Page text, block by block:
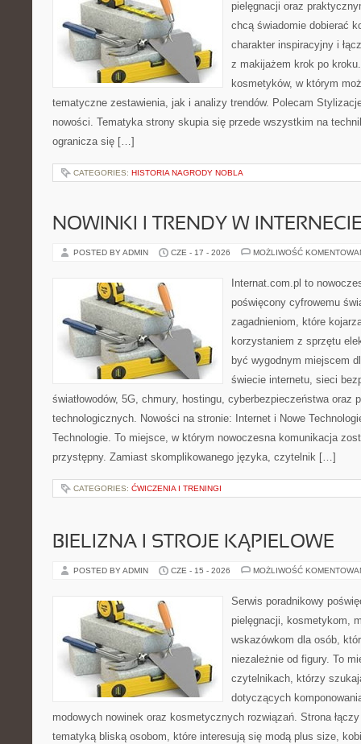
pielęgnacji oraz
chcą świadomie dobierać
charakter inspiracyjny i
z makijażem krok po
kosmetyków, w którym
tematyczne zestawienia, jak i analizy trendów. Polecam
nowości. Tematyka strony skupia się przede wszystkim na
ogranicza się […]
CATEGORIES: HISTORIA NAGRODY NOBLA
NOWINKI I TRENDY W
POSTED BY ADMIN CZE - 17 - 2026 MOŻLIWOŚĆ
Internat.com.pl to
poświęcony cyfrowemu
zagadnieniom, które
korzystaniem z sprzętu
być wygodnym miejscem
świecie internetu, sieci
światłowodów, 5G, chmury, hostingu, cyberbezpieczeństwa oraz
technologicznych. Nowości na stronie: Internet i Nowe
Technologie. To miejsce, w którym nowoczesna komunikacja
przystępny. Zamiast skomplikowanego języka, czytelnik […]
CATEGORIES: ĆWICZENIA I TRENINGI
BIELIZNA I STROJE KĄPIELOWE
POSTED BY ADMIN CZE - 15 - 2026 MOŻLIWOŚĆ
Serwis poradnikowy
pielęgnacji, kosmetykom,
wskazówkom dla osób,
niezależnie od figury. To
czytelnikach, którzy
dotyczących
modowych nowinek oraz kosmetycznych rozwiązań. Strona
tematyką bliską osobom, które interesują się modą plus size,